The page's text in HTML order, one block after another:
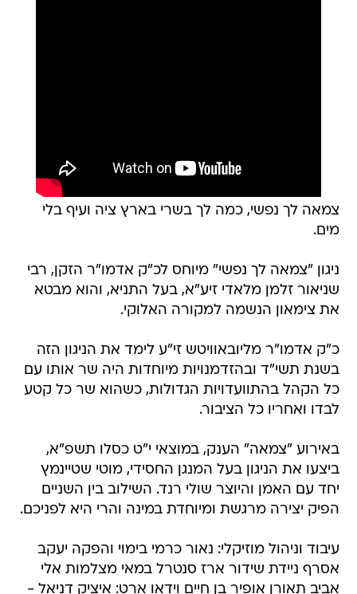
צמאה לך נפשי, כמה לך בשרי בארץ ציה ועיף בלי
מים.
ניגון "צמאה לך נפשי" מיוחס לכ"ק אדמו"ר הזקן, רבי
שניאור זלמן מלאדי זיע"א, בעל התניא, והוא מבטא
את צימאון הנשמה למקורה האלוקי.
כ"ק אדמו"ר מליובאוויטש זי"ע לימד את הניגון הזה
בשנת תשי"ד ובהזדמנויות מיוחדות היה שר אותו עם
כל הקהל בהתוועדויות הגדולות, כשהוא שר כל קטע
לבדו ואחריו כל הציבור.
באירוע "צמאה" הענק, במוצאי י"ט כסלו תשפ"א,
ביצעו את הניגון בעל המנגן החסידי, מוטי שטיינמץ
יחד עם האמן והיוצר שולי רנד. השילוב בין השניים
הפיק יצירה מרגשת ומיוחדת במינה והרי היא לפניכם.
עיבוד וניהול מוזיקלי: נאור כרמי בימוי והפקה יעקב
אסרף ניידת שידור ארז סנטרל במאי מצלמות אלי
אביב תאורן אופיר בן חיים וידאו ארט: איציק דניאל -